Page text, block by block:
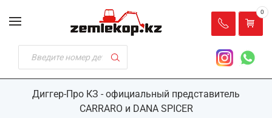
Диггер-Про КЗ - официальный представитель
CARRARO и DANA SPICER
0